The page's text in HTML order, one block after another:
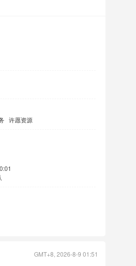
许愿资源
GMT+8, 2026-8-9 01:51